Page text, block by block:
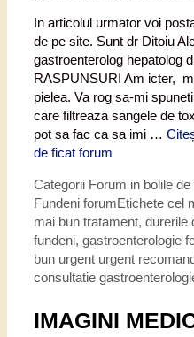
In articolul urmator voi
de pe site. Sunt dr Ditoiu
gastroenterolog hepatolog
RASPUNSURI Am icter,
pielea. Va rog sa-mi
care filtreaza sangele de
pot sa fac ca sa imi …
de ficat forum
Categorii Forum in bolile de
Fundeni forumEtichete cel
mai bun tratament, durerile
fundeni, gastroenterologie
bun urgent urgent
consultatie
IMAGINI